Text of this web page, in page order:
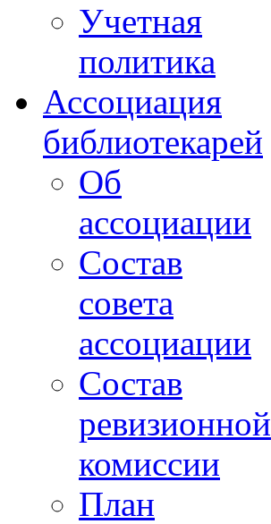
Учетная
политика
Ассоциация
библиотекарей
Об
ассоциации
Состав
совета
ассоциации
Состав
ревизионной
комиссии
План